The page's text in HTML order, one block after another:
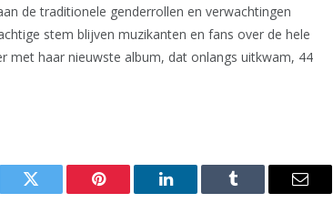
de traditionele genderrollen en verwachtingen
stem blijven muzikanten en fans over de hele
met haar nieuwste album, dat onlangs uitkwam, 44
Twitter Pinterest LinkedIn Tumblr Email